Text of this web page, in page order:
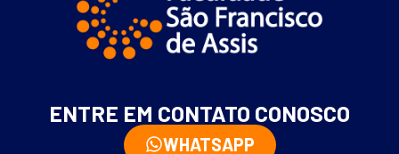
ENTRE EM CONTATO CONOSCO
WHATSAPP